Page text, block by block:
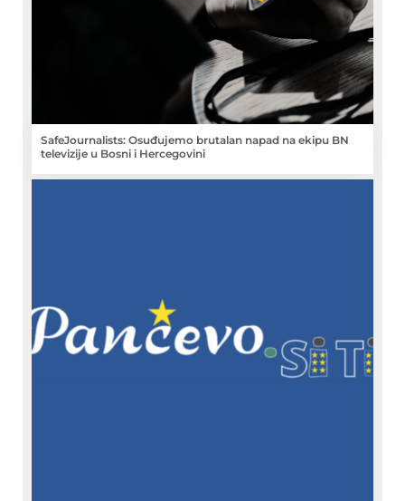
SafeJournalists: Osuđujemo brutalan napad na ekipu BN
televizije u Bosni i Hercegovini